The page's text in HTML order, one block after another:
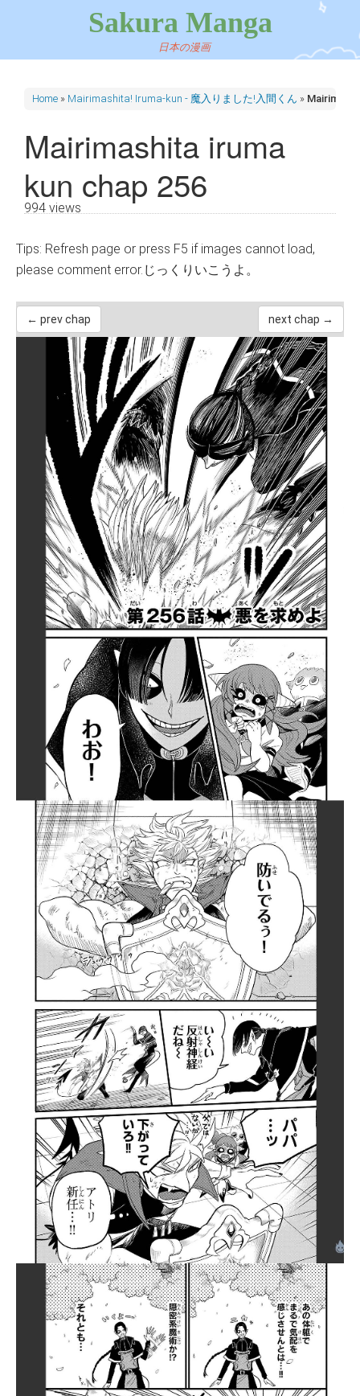
Sakura Manga
日本の漫画
Home » Mairimashita! Iruma-kun - 魔入りました!入間くん »
Mairimashita iruma
kun chap 256
994 views
Tips: Refresh page or press F5 if images cannot load,
please comment error.じっくりいこうよ。
← prev chap next chap →